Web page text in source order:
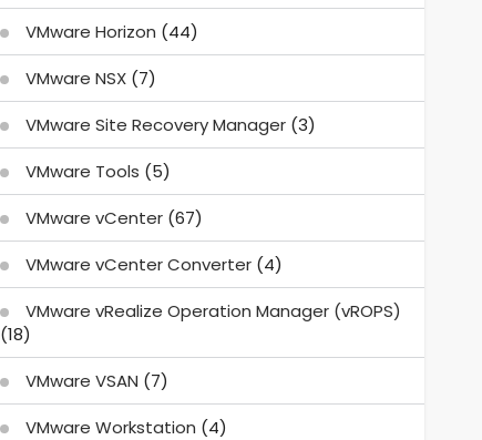
VMware Horizon (44)
VMware NSX(7)
VMware Site Recovery Manager(3)
VMware Tools (5)
VMware vCenter(67)
VMware vCenter Converter(4)
VMware vRealize Operation Manager (vROPS)
(18)
VMware VSAN (7)
VMware Workstation (4)